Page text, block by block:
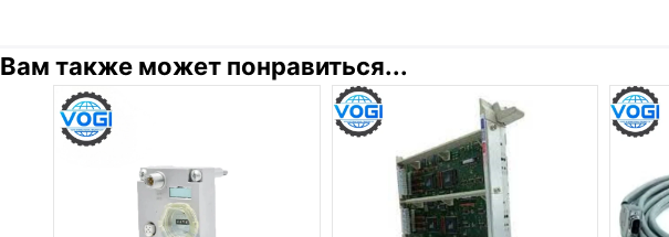
Вам также может понравиться...